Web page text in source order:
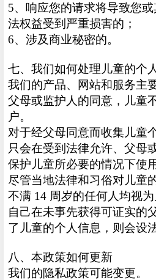
5、响应您的请求将导致您
法权益受到严重损害的；
6、涉及商业秘密的。
七、我们如何处理儿童的个
我们的产品、网站和服务主
父母或监护人的同意，儿童
户。
对于经父母同意而收集儿童
只会在受到法律允许、父母
保护儿童所必要的情况下使
尽管当地法律和习俗对儿童
不满 14 周岁的任何人均视
自己在未事先获得可证实的
了儿童的个人信息，则会设
八、本政策如何更新
我们的隐私政策可能变更。